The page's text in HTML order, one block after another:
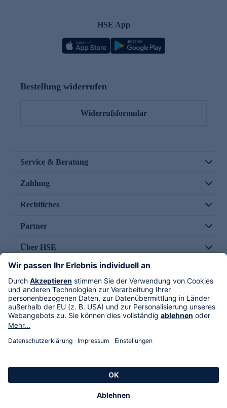
HSE App
Bestellung widerrufen
Widerrufsformular
Service & Beratung
Zahlung
Rechtliches
Partner
Über HSE
Im TV
HSE International